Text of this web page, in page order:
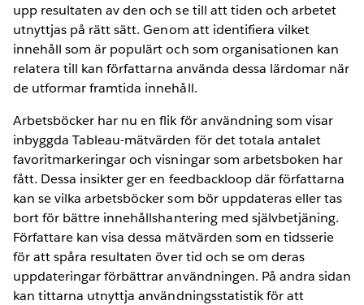
upp resultaten av den och se till att tiden och arbetet
utnyttjas på rätt sätt. Genom att identifiera vilket
innehåll som är populärt och som organisationen kan
relatera till kan författarna använda dessa lärdomar när
de utformar framtida innehåll.
Arbetsböcker har nu en flik för användning som visar
inbyggda Tableau-mätvärden för det totala antalet
favoritmarkeringar och visningar som arbetsboken har
fått. Dessa insikter ger en feedbackloop där författarna
kan se vilka arbetsböcker som bör uppdateras eller tas
bort för bättre innehållshantering med självbetjäning.
Författare kan visa dessa mätvärden som en tidsserie
för att spåra resultaten över tid och se om deras
uppdateringar förbättrar användningen. På andra sidan
kan tittarna utnyttja användningsstatistik för att